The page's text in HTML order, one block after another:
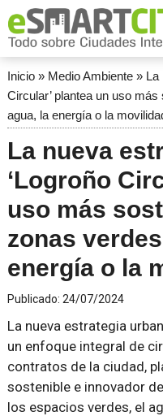
Inicio» Medio Ambiente» La
Circular’ plantea un uso
agua, la energía o la
La nueva
‘Logroño
uso más
zonas
energía o la
Publicado: 24/07/2024
La nueva estrategia
un enfoque integral de
contratos de la ciudad,
sostenible e innovador
los espacios verdes, el